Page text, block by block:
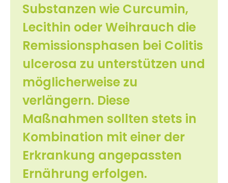
Substanzen wie Curcumin,
Lecithin oder Weihrauch die
Remissionsphasen bei Colitis
ulcerosa zu unterstützen und
möglicherweise zu
verlängern. Diese
Maßnahmen sollten stets in
Kombination mit einer der
Erkrankung angepassten
Ernährung erfolgen.